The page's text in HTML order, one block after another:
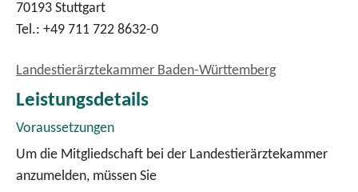
70193 Stuttgart
Tel.: +49 711 722 8632-0
Landestierärztekammer Baden-Württemberg
Leistungsdetails
Voraussetzungen
Um die Mitgliedschaft bei der Landestierärztekammer
anzumelden, müssen Sie